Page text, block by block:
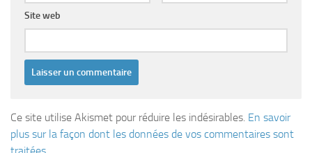
Site web
Ce site utilise Akismet pour réduire les indésirables. En savoir
plus sur la façon dont les données de vos commentaires sont